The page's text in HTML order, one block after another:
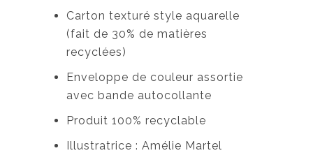
Carton texturé style aquarelle
(fait de 30% de matières
recyclées)
Enveloppe de couleur assortie
avec bande autocollante
Produit 100% recyclable
Illustratrice : Amélie Martel